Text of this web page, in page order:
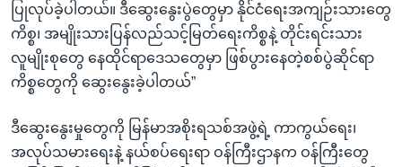
ပြုလုပ်ခဲ့ပါတယ်။ ဒီဆွေးနွေးပွဲတွေမှာ နိုင်ငံရေးအကျဉ်းသားတွေ
ကိစ္စ၊ အမျိုးသားပြန်လည်သင့်မြတ်ရေးကိစ္စနဲ့ တိုင်းရင်းသား
လူမျိုးစုတွေ နေထိုင်ရာဒေသတွေမှာ ဖြစ်ပွားနေတဲ့စစ်ပွဲဆိုင်ရာ
ကိစ္စတွေကို ဆွေးနွေးခဲ့ပါတယ်”
ဒီဆွေးနွေးမှုတွေကို မြန်မာအစိုးရသစ်အဖွဲ့ရဲ့ ကာကွယ်ရေး၊
အလုပ်သမားရေးနဲ့ နယ်စပ်ရေးရာ ဝန်ကြီးဌာနက ဝန်ကြီးတွေ